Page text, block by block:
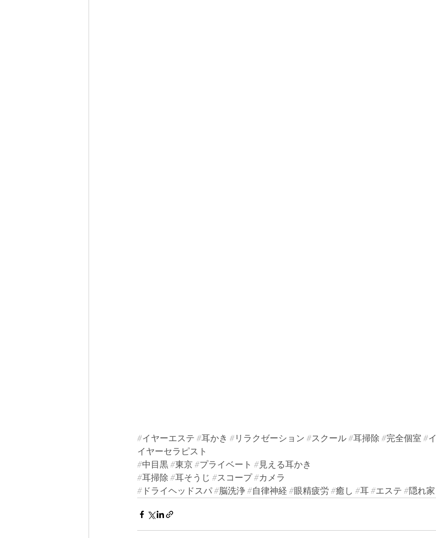
#イヤーエステ #耳かき #リラクゼーション #スクール#耳掃除 #完全個室 #
イヤーセラピスト
#中目黒#東京#プライベート #見える耳かき
#耳掃除 #耳そうじ #スコープ#カメラ
#ドライヘッドスパ#脳洗浄#自律神経 #眼精疲労 #癒し #耳#エステ #隠れ家